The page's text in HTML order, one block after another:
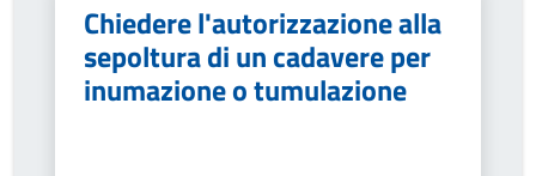
Chiedere l'autorizzazione alla
sepoltura di un cadavere per
inumazione o tumulazione